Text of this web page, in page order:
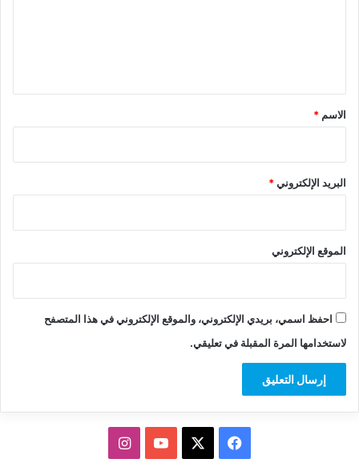
*
الاسم *
البريد الإلكتروني*
الموقع الإلكتروني
احفظ اسمي، بريدي الإلكتروني، والموقع الإلكتروني في هذا المتصفح
لاستخدامها المرة المقبلة في تعليقي.
فيسبوك ‫YouTubeانستقرام